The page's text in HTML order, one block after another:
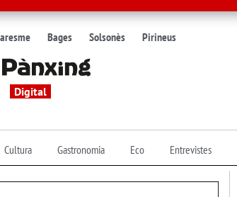
Bages Solsonès Pirineus
Digital
Cultura Gastronomia Eco Entrevistes